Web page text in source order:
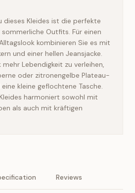
dieses Kleides ist die perfekte
Outfits. Für einen
kombinieren Sie es mit
und einer hellen Jeansjacke.
Lebendigkeit zu verleihen,
oder zitronengelbe Plateau-
kleine geflochtene Tasche.
harmoniert sowohl mit
als auch mit kräftigen
Reviews